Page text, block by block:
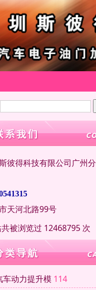
彼得科技有限公司广州
天河北路99号
被浏览过 12468795 次
车动力提升模 114